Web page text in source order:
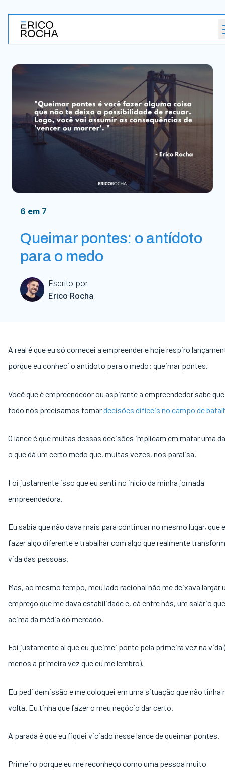
6 em 7
Queimar pontes: o antídoto
para o medo
Escrito por
Erico Rocha
A real é que eu só comecei a empreender e hoje respiro
porque eu conheci o antídoto para o medo: queimar pontes.
Você que é empreendedor ou aspirante a empreendedor sabe
todo nós precisamos tomardecisões difíceis no campo de
O lance é que muitas dessas decisões implicam em matar uma
o que dá um certo medo que, muitas vezes, nos paralisa.
Foi justamente isso que eu senti no início da minha jornada
empreendedora.
Eu sabia que não dava mais para continuar no mesmo lugar, que
fazer algo diferente e trabalhar com algo que realmente
vida das pessoas.
Mas, ao mesmo tempo, meu lado racional não me deixava largar
emprego que me dava estabilidade e, cá entre nós, um salário
acima da média do mercado.
Foi justamente aí que eu queimei ponte pela primeira vez na vida
menos a primeira vez que eu me lembro).
Eu pedi demissão e me coloquei em uma situação que não tinha
volta. Eu tinha que fazer o meu negócio dar certo.
A parada é que eu fiquei viciado nesse lance de queimar pontes.
Primeiro porque eu me reconheço como uma pessoa muito